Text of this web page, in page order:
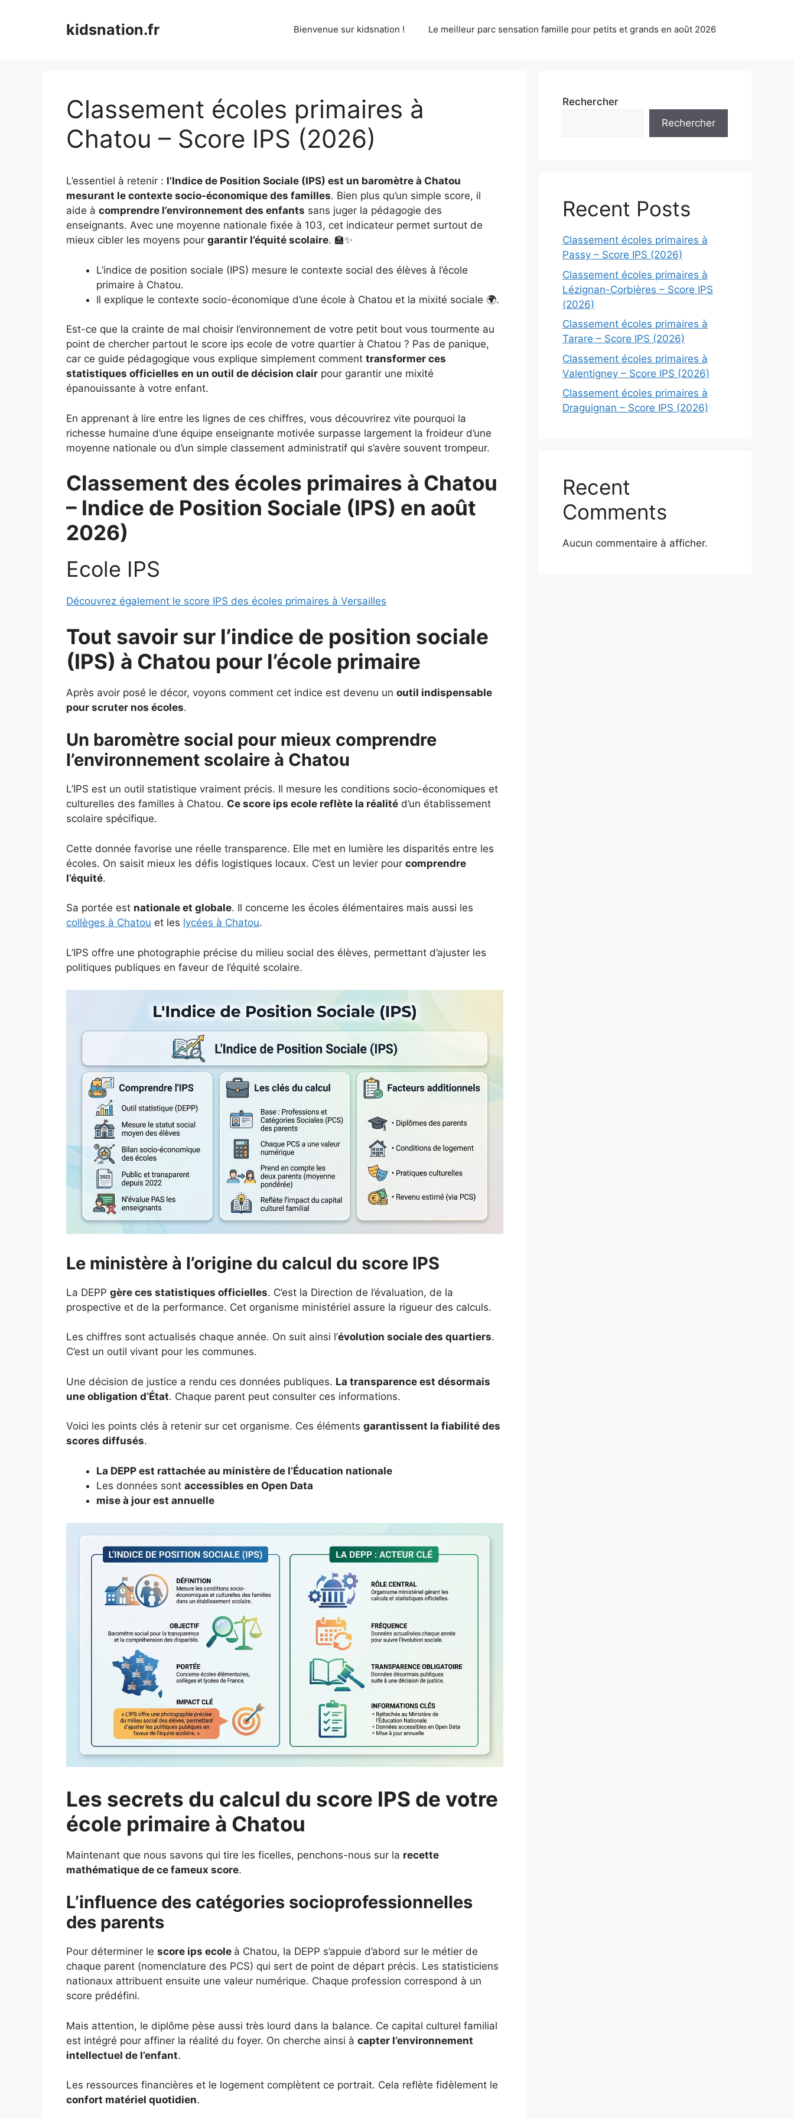
kidsnation.fr Bienvenue sur kidsnation ! Le meilleur parc sensation famille pour petits et grands en août 2026
Classement écoles primaires à
Chatou – Score IPS (2026)
L’essentiel à retenir : l’Indice de Position Sociale (IPS) est un baromètre à Chatou
mesurant le contexte socio-économique des familles. Bien plus qu’un simple score, il
aide à comprendre l’environnement des enfants sans juger la pédagogie des
enseignants. Avec une moyenne nationale fixée à 103, cet indicateur permet surtout de
mieux cibler les moyens pour garantir l’équité scolaire. 🏫✨
L’indice de position sociale (IPS) mesure le contexte social des élèves à l’école
primaire à Chatou.
Il explique le contexte socio-économique d’une école à Chatou et la mixité sociale 🌍.
Est-ce que la crainte de mal choisir l’environnement de votre petit bout vous tourmente au
point de chercher partout le score ips ecole de votre quartier à Chatou ? Pas de panique,
car ce guide pédagogique vous explique simplement comment transformer ces
statistiques officielles en un outil de décision clair pour garantir une mixité
épanouissante à votre enfant.
En apprenant à lire entre les lignes de ces chiffres, vous découvrirez vite pourquoi la
richesse humaine d’une équipe enseignante motivée surpasse largement la froideur d’une
moyenne nationale ou d’un simple classement administratif qui s’avère souvent trompeur.
Classement des écoles primaires à Chatou
– Indice de Position Sociale (IPS) en août
2026)
Ecole IPS
Découvrez également le score IPS des écoles primaires à Versailles
Tout savoir sur l’indice de position sociale
(IPS) à Chatou pour l’école primaire
Après avoir posé le décor, voyons comment cet indice est devenu un outil indispensable
pour scruter nos écoles.
Un baromètre social pour mieux comprendre
l’environnement scolaire à Chatou
L’IPS est un outil statistique vraiment précis. Il mesure les conditions socio-économiques et
culturelles des familles à Chatou. Ce score ips ecole reflète la réalité d’un établissement
scolaire spécifique.
Cette donnée favorise une réelle transparence. Elle met en lumière les disparités entre les
écoles. On saisit mieux les défis logistiques locaux. C’est un levier pour comprendre
l’équité.
Sa portée est nationale et globale. Il concerne les écoles élémentaires mais aussi les
collèges à Chatou et les lycées à Chatou.
L’IPS offre une photographie précise du milieu social des élèves, permettant d’ajuster les
politiques publiques en faveur de l’équité scolaire.
Le ministère à l’origine du calcul du score IPS
La DEPP gère ces statistiques officielles. C’est la Direction de l’évaluation, de la
prospective et de la performance. Cet organisme ministériel assure la rigueur des calculs.
Les chiffres sont actualisés chaque année. On suit ainsi l’évolution sociale des quartiers.
C’est un outil vivant pour les communes.
Une décision de justice a rendu ces données publiques. La transparence est désormais
une obligation d’État. Chaque parent peut consulter ces informations.
Voici les points clés à retenir sur cet organisme. Ces éléments garantissent la fiabilité des
scores diffusés.
La DEPP est rattachée au ministère de l’Éducation nationale
Les données sont accessibles en Open Data
mise à jour est annuelle
Les secrets du calcul du score IPS de votre
école primaire à Chatou
Maintenant que nous savons qui tire les ficelles, penchons-nous sur la recette
mathématique de ce fameux score.
L’influence des catégories socioprofessionnelles
des parents
Pour déterminer le score ips ecole à Chatou, la DEPP s’appuie d’abord sur le métier de
chaque parent (nomenclature des PCS) qui sert de point de départ précis. Les statisticiens
nationaux attribuent ensuite une valeur numérique. Chaque profession correspond à un
score prédéfini.
Mais attention, le diplôme pèse aussi très lourd dans la balance. Ce capital culturel familial
est intégré pour affiner la réalité du foyer. On cherche ainsi à capter l’environnement
intellectuel de l’enfant.
Les ressources financières et le logement complètent ce portrait. Cela reflète fidèlement le
confort matériel quotidien.
Rechercher
Rechercher
Recent Posts
Classement écoles primaires à
Passy – Score IPS (2026)
Classement écoles primaires à
Lézignan-Corbières – Score IPS
(2026)
Classement écoles primaires à
Tarare – Score IPS (2026)
Classement écoles primaires à
Valentigney – Score IPS (2026)
Classement écoles primaires à
Draguignan – Score IPS (2026)
Recent
Comments
Aucun commentaire à afficher.